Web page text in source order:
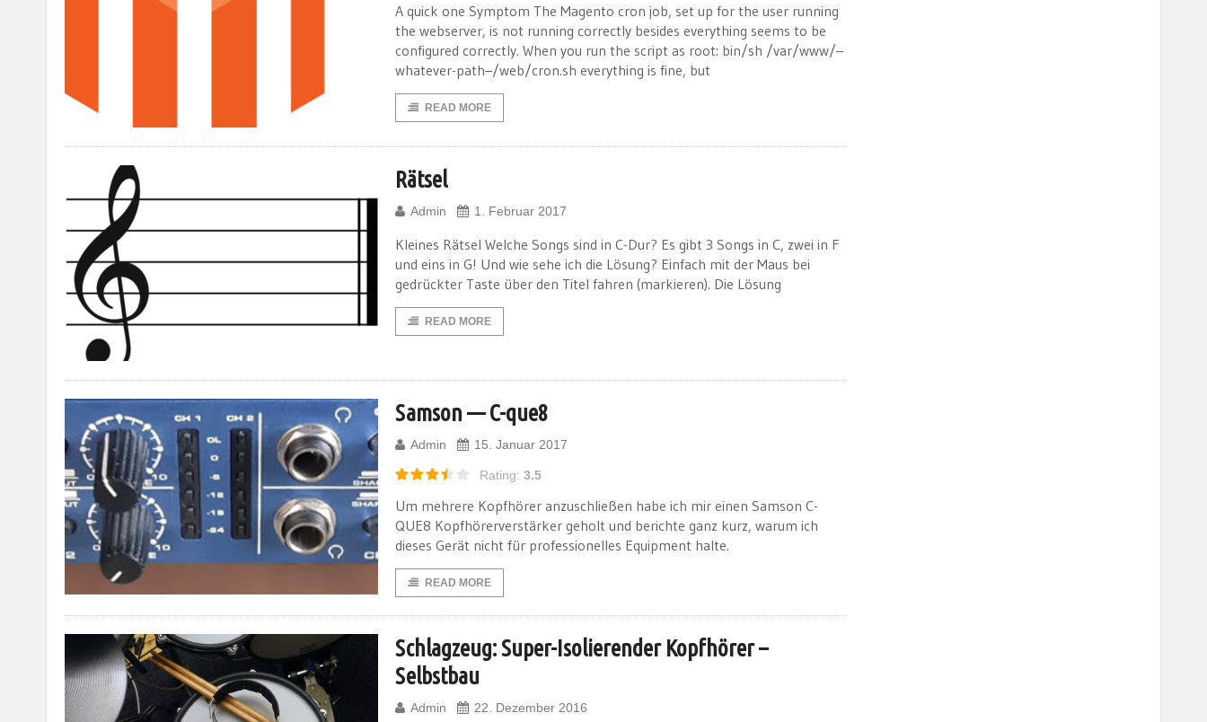
A quick one Symptom The Magento cron job, set up for the user running
the webserver, is not running correctly besides everything seems to be
configured correctly. When you run the script as root: bin/sh /var/www/–
whatever-path–/web/cron.sh everything is fine, but
READ MORE
Rätsel
Admin 1. Februar 2017
Kleines Rätsel Welche Songs sind in C-Dur? Es gibt 3 Songs in C, zwei in F
und eins in G! Und wie sehe ich die Lösung? Einfach mit der Maus bei
gedrückter Taste über den Titel fahren (markieren). Die Lösung
READ MORE
Samson — C-que8
Admin 15. Januar 2017
Rating: 3.5
Um mehrere Kopfhörer anzuschließen habe ich mir einen Samson C-
QUE8 Kopfhörerverstärker geholt und berichte ganz kurz, warum ich
dieses Gerät nicht für professionelles Equipment halte.
READ MORE
Schlagzeug: Super-Isolierender Kopfhörer –
Selbstbau
Admin 22. Dezember 2016